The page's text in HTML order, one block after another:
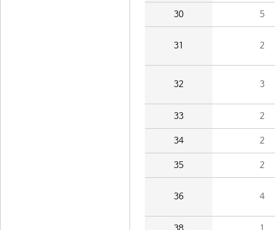
30 5
31 2
32 3
33 2
34 2
35 2
36 4